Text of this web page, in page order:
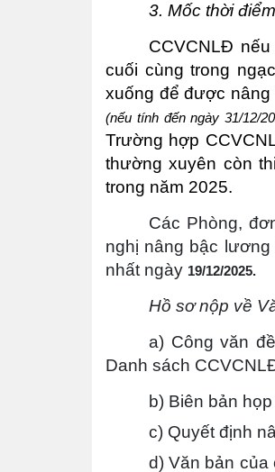
3. Mốc thời
CCVCNLĐ
cuối cùng trong
xuống để được
(nếu tính đến ngày 31/12/
Trường hợp
thường xuyên còn
trong năm 2025.
Các Phòng,
nghị nâng bậc
nhất ngày 19/12/2025.
Hồ sơ nộp về
a) Công văn
Danh sách
b) Biên bản
c) Quyết định
d)Văn bản